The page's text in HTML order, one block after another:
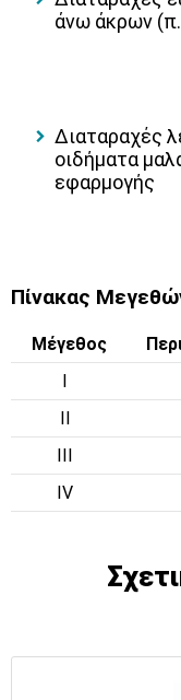
άνω άκρων
Διαταραχές
οιδήματα
εφαρμογής
Πίνακας
Μέγεθος
IV